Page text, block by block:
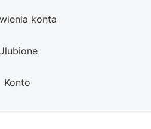
konta
Konto